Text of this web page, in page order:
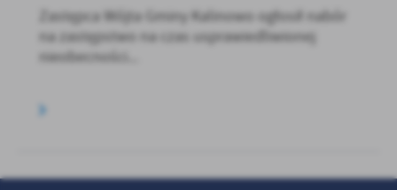
Zastępca Wójta Gminy Kalinowo ogłosił nabór
na zastępstwo na czas usprawiedliwionej
nieobecności...